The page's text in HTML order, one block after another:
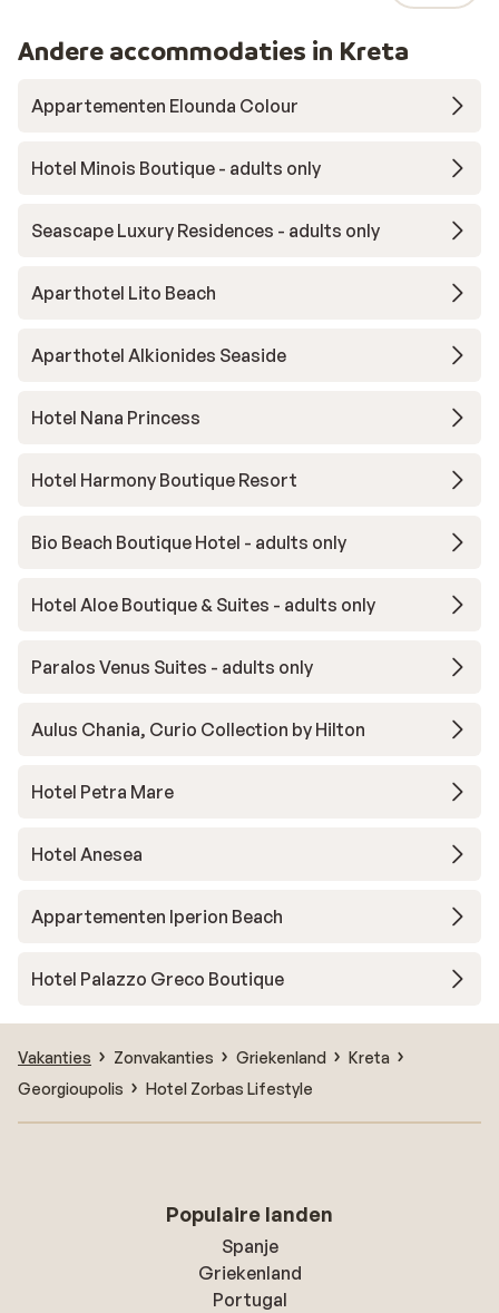
Andere accommodaties in Kreta
Appartementen Elounda Colour
Hotel Minois Boutique - adults only
Seascape Luxury Residences - adults only
Aparthotel Lito Beach
Aparthotel Alkionides Seaside
Hotel Nana Princess
Hotel Harmony Boutique Resort
Bio Beach Boutique Hotel - adults only
Hotel Aloe Boutique & Suites - adults only
Paralos Venus Suites - adults only
Aulus Chania, Curio Collection by Hilton
Hotel Petra Mare
Hotel Anesea
Appartementen Iperion Beach
Hotel Palazzo Greco Boutique
Vakanties Zonvakanties Griekenland
Kreta
Georgioupolis
Hotel Zorbas Lifestyle
Populaire landen
Spanje
Griekenland
Portugal